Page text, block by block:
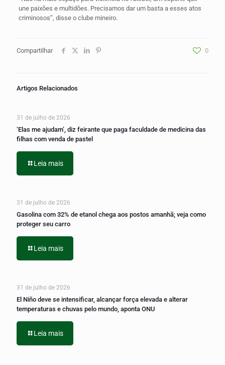
une paixões e multidões. Precisamos dar um basta a esses atos
criminosos”, disse o clube mineiro.
Compartilhar 0
Artigos Relacionados
31 de julho de 2026
‘Elas me ajudam’, diz feirante que paga faculdade de medicina das
filhas com venda de pastel
Leia mais
31 de julho de 2026
Gasolina com 32% de etanol chega aos postos amanhã; veja como
proteger seu carro
Leia mais
31 de julho de 2026
El Niño deve se intensificar, alcançar força elevada e alterar
temperaturas e chuvas pelo mundo, aponta ONU
Leia mais